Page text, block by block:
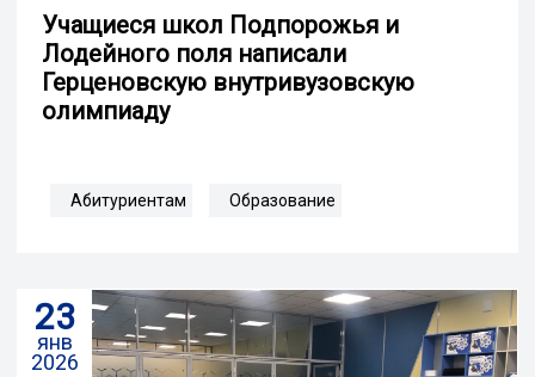
Учащиеся школ Подпорожья и
Лодейного поля написали
Герценовскую внутривузовскую
олимпиаду
Абитуриентам Образование
23
янв
2026